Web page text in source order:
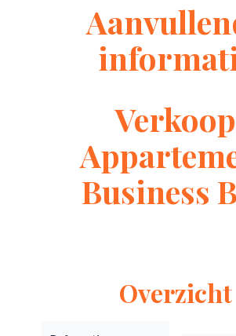
Verkoop
Business
Overzicht